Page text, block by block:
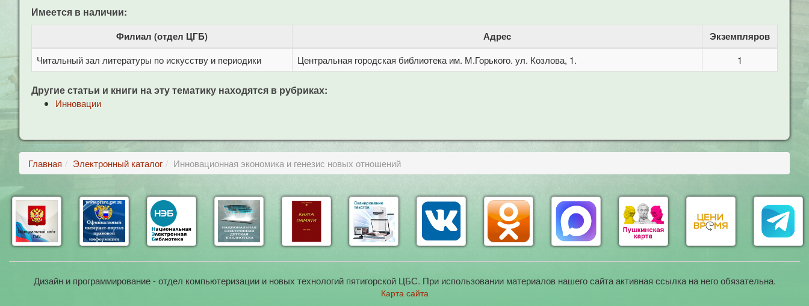
Имеется в наличии:
Филиал (отдел ЦГБ) Адрес Экземпляров
Читальный зал литературы по искусству и периодики Центральная городская библиотека им. М.Горького. ул. Козлова, 1. 1
Другие статьи и книги на эту тематику находятся в рубриках:
Инновации
Главная Электронный каталог Инновационная экономика и генезис новых отношений
Дизайн и программирование - отдел компьютеризации и новых технологий пятигорской ЦБС. При использовании материалов нашего сайта активная ссылка на него обязательна.
Карта сайта